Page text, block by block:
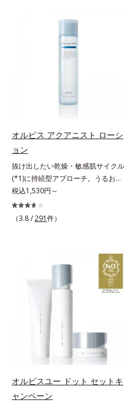
来AHA(*2)が古い角質をやわらかく
イックフィット成分(*3)がほぐれた
角層の汚れを素早くなじませ、コッ
C(*5)や高浸透セラミド(*6)配合で肌
の水分量アップ。洗顔後の肌に使う
らずのまっさら肌へ。メイクのり
(*7)もよくなります。さわやかさ広
がるシトラスハーバルの香り。*1
乾燥による*2 クエン酸配合＝角層
柔軟成分*3 イソペンチルジオール
配合＝保湿成分*4 ツボクサ葉エキ
ス配合＝保湿成分*5 パルミチン酸
アスコルビルリン酸3Na配合＝保湿
オルビス アクアニスト ローシ
ョン
抜け出したい乾燥・敏感肌サイクル
(*1)に持続型アプローチ。うるおい
を追求した敏感肌用保湿スキンケア
(*2)。うるおいを逃し、刺激を受け
やすい角層の“乾燥敏感スランプ
望の敏感肌用保湿スキンケアライン
「オルビス アクアニスト」。乾燥
敏感スランプの原因にアプローチす
る持続型トリプルアミノ酸(*4)を配
異物として排出されにくく、肌にと
どまってうるおいを蓄えてくれま
す。刺激を受けやすくなった角層を
うるおいで満たし、脱・敏感肌を目
指します。無油分・無着色・無香
料・アルコールフリー・界面活性剤
不使用(*5)・パラベンフリー、6つ
のフリー処方で徹底的に肌に寄り添
税込1,530円～
（3.8 /291件）
オルビスユー ドット セットキ
ャンペーン